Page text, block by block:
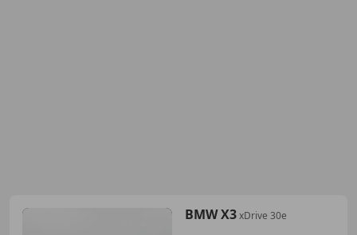
BMW X3xDrive 30e